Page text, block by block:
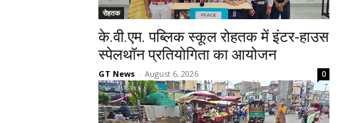
रोहतक
के.वी.एम. पब्लिक स्कूल रोहतक में इंटर-हाउस
स्पेलथॉन प्रतियोगिता का आयोजन
GT News - August 6, 2026 0